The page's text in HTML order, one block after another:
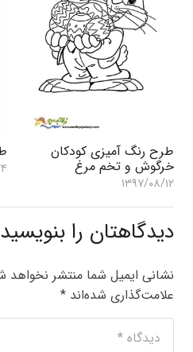
طرح رنگ آمیزی کودکان
خرگوش و تخم مرغ
۱۳۹۷/۰۸/۱۲
دیدگاهتان را بنویسید
نشانی ایمیل شما منتشر نخواهد
علامت‌گذاری شده‌اند *